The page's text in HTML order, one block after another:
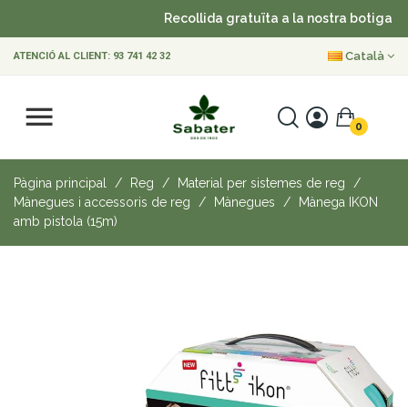
Recollida gratuïta a la nostra botiga
ATENCIÓ AL CLIENT: 93 741 42 32 Català
0
Pàgina principal Reg
Material per sistemes de reg
Mànegues i accessoris de reg
Mànegues
Mànega IKON
amb pistola (15m)